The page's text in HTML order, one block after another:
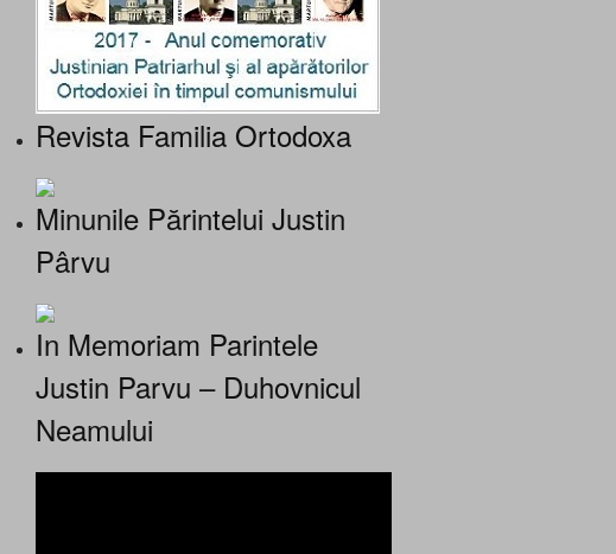
Revista Familia Ortodoxa
Minunile Părintelui Justin
Pârvu
In Memoriam Parintele
Justin Parvu – Duhovnicul
Neamului